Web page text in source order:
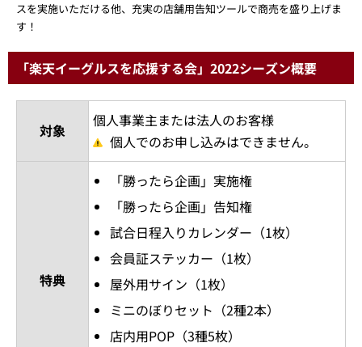
スを実施いただける他、充実の店舗用告知ツールで商売を盛り上げま
す！
「楽天イーグルスを応援する会」2022シーズン概要
対象
個人事業主または法人のお客様
個人でのお申し込みはできません。
特典
「勝ったら企画」実施権
「勝ったら企画」告知権
試合日程入りカレンダー（1枚）
会員証ステッカー（1枚）
屋外用サイン（1枚）
ミニのぼりセット（2種2本）
店内用POP（3種5枚）